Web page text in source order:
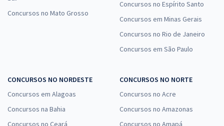
Concursos no Mato Grosso
Concursos no Espírito Santo
Concursos em Minas Gerais
Concursos no Rio de Janeiro
Concursos em São Paulo
CONCURSOS NO NORDESTE
Concursos em Alagoas
Concursos na Bahia
Concursos no Ceará
CONCURSOS NO NORTE
Concursos no Acre
Concursos no Amazonas
Concursos no Amapá